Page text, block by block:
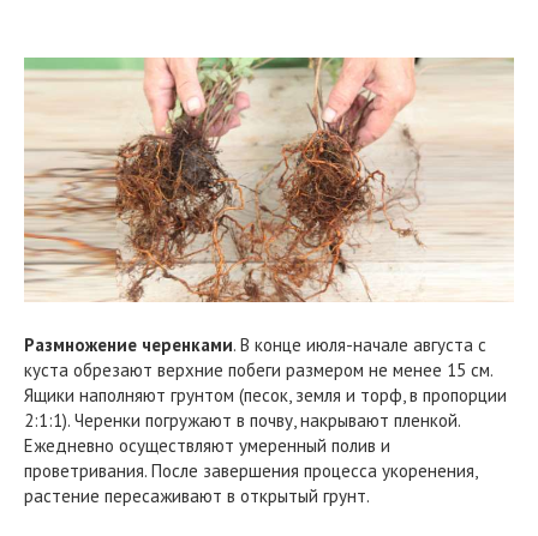
Размножение черенками. В конце июля-начале августа с
куста обрезают верхние побеги размером не менее 15 см.
Ящики наполняют грунтом (песок, земля и торф, в пропорции
2:1:1). Черенки погружают в почву, накрывают пленкой.
Ежедневно осуществляют умеренный полив и
проветривания. После завершения процесса укоренения,
растение пересаживают в открытый грунт.